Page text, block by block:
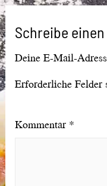
Schreibe
Deine E-Mail-
Erforderliche Felder
Kommentar *